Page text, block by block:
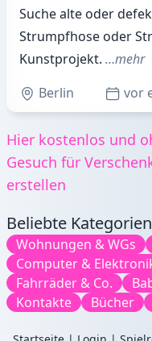
Suche alte oder
Strumpfhose oder
Kunstprojekt. …mehr
Berlin
vor
Hier kostenlos und
Gesuch für
erstellen
Beliebte
Wohnungen & WGs
Computer &
Fahrräder & Co.
Kontakte
Bücher